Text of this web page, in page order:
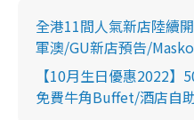
全港11間人氣新店陸續
軍澳/GU新店預告/
【10月生日優惠2022】
免費牛角Buffet/酒店自